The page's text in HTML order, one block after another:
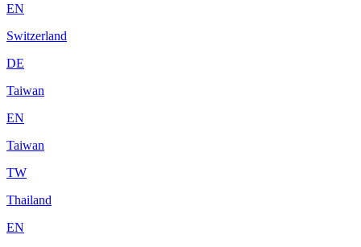
EN
Switzerland
DE
Taiwan
EN
Taiwan
TW
Thailand
EN